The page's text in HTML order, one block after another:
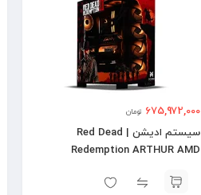
675,972,000 تومان
سیستم ادیشن | Red Dead
Redemption ARTHUR AMD